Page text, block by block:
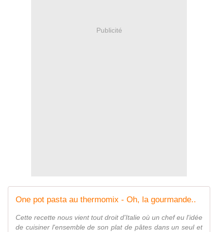
Publicité
One pot pasta au thermomix - Oh, la gourmande..
Cette recette nous vient tout droit d'Italie où un chef eu l'idée
de cuisiner l'ensemble de son plat de pâtes dans un seul et